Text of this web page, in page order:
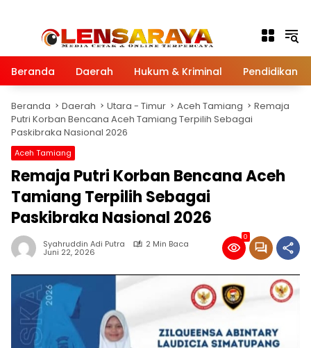
Beranda Daerah Hukum & Kriminal Pendidikan
Beranda Daerah Utara - Timur Aceh Tamiang
Remaja
Putri Korban Bencana Aceh Tamiang Terpilih Sebagai
Paskibraka Nasional 2026
Aceh Tamiang
Remaja Putri Korban Bencana Aceh
Tamiang Terpilih Sebagai
Paskibraka Nasional 2026
Syahruddin Adi Putra 2 Min Baca
Juni 22, 2026
0